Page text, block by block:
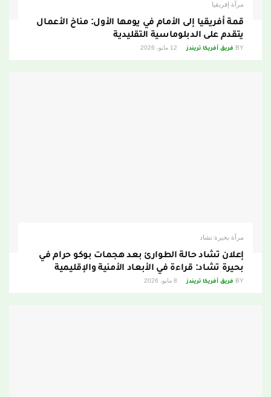
مرآة إفريقيا
قمة أفريقيا إلى الأمام في يومها الأول: مناخ الأعمال
يتقدم على الدبلوماسية التقليدية
BY فريق أفريكا تريندز
مرآة بحيرة تشاد
إعلان تشاد حالة الطوارئ بعد هجمات بوكو حرام في
بحيرة تشاد: قراءة في الأبعاد الأمنية والإقليمية
BY فريق أفريكا تريندز